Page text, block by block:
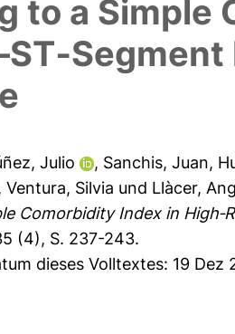
to a Simple
Julio , Sanchis, Juan,
, Ventura, Silvia und Llàcer,
Comorbidity Index in
(4), S. 237-243.
dieses Volltextes: 19 Dez